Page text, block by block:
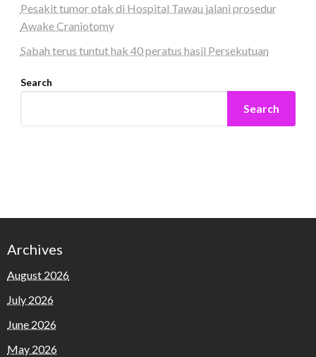
Pesakit tumor otak di Hospital Tawau jalani prosedur
Awake Craniotomy
Sabah terus tuntut hak 40 peratus hasil Persekutuan
Search
Search
Archives
August 2026
July 2026
June 2026
May 2026